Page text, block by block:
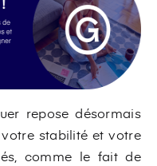
repose désormais
stabilité et votre
comme le fait de